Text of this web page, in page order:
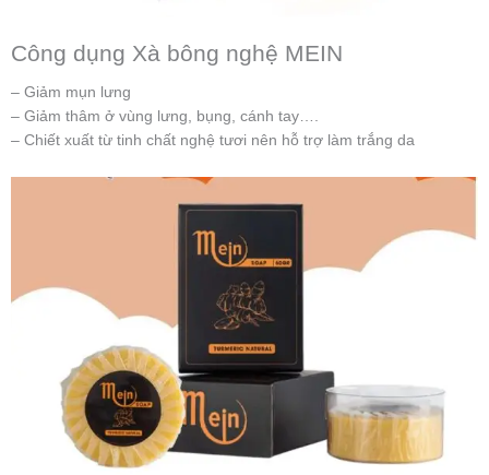
Công dụng Xà bông nghệ MEIN
– Giảm mụn lưng
– Giảm thâm ở vùng lưng, bụng, cánh tay….
– Chiết xuất từ tinh chất nghệ tươi nên hỗ trợ làm trắng da